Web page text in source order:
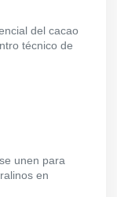
del cacao
técnico de
unen para
en